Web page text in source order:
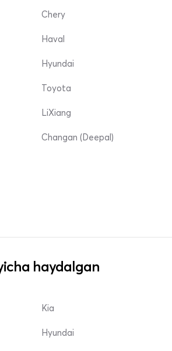
Chery
Haval
Hyundai
Toyota
LiXiang
Changan (Deepal)
haydalgan
Kia
Hyundai